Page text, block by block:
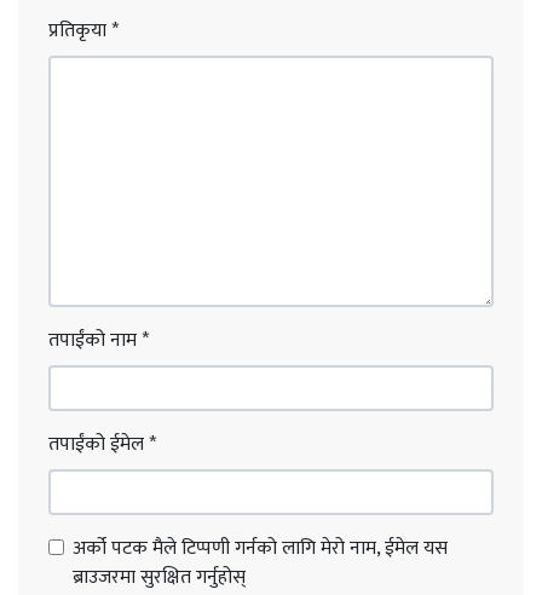
प्रतिकृया*
तपाईंको नाम*
तपाईंको ईमेल*
अर्को पटक मैले टिप्पणी गर्नको लागि मेरो नाम, ईमेल यस
ब्राउजरमा सुरक्षित गर्नुहोस्